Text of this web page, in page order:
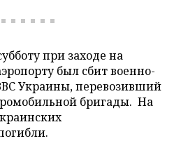
при заходе на
был сбит военно-
Украины, перевозивший
бригады. На